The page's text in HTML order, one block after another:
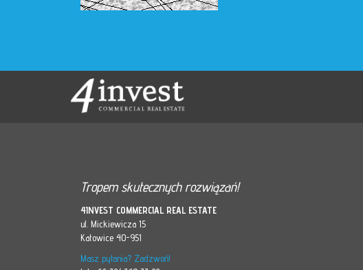
Tropem skutecznych rozwiązań!
4INVEST COMMERCIAL REAL ESTATE
ul. Mickiewicza 15
Katowice 40-951
Masz pytania? Zadzwoń!